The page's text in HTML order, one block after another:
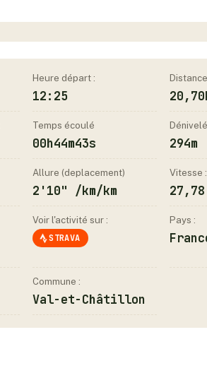
Heure départ :
12:25
Temps écoulé
00h44m43s 294m
Allure (deplacement)
2'10" /km/km
Vitesse :
Voir l'activité sur :
STRAVA
Pays :
Commune :
Val-et-Châtillon